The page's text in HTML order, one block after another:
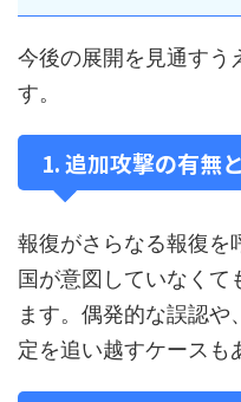
今後の展開を見通すう
す。
1. 追加攻撃の有無
報復がさらなる報復を
国が意図していなくて
ます。偶発的な誤認
定を追い越すケースも